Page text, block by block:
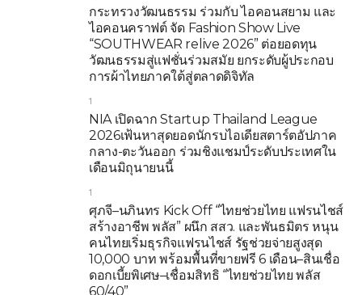
กระทรวงวัฒนธรรม ร่วมกับ ไอคอนสยาม และ
ไอคอนคราฟต์ จัด Fashion Show Live
“SOUTHWEAR relive 2026” ต่อยอดทุน
วัฒนธรรมสู่แฟชั่นร่วมสมัย ยกระดับผู้ประกอบ
การผ้าไทยภาคใต้สู่ตลาดดิจิทัล
1
NIA เปิดฉาก Startup Thailand League
2026เฟ้นหาสุดยอดนักรบไอเดียสตาร์ตอัปภาค
กลาง-ตะวันออก ร่วมชิงแชมป์ระดับประเทศใน
เดือนมิถุนายนนี้
1
ศุภจี–นภินทร Kick Off “ไทยช่วยไทย แฟรนไชส์
สร้างอาชีพ พลัส” ผนึก สสว. และพันธมิตร หนุน
คนไทยเริ่มธุรกิจแฟรนไชส์ รัฐช่วยจ่ายสูงสุด
10,000 บาท พร้อมพื้นที่ขายฟรี 6 เดือน–สินเชื่อ
ดอกเบี้ยพิเศษ–เชื่อมสิทธิ “ไทยช่วยไทย พลัส
60/40”